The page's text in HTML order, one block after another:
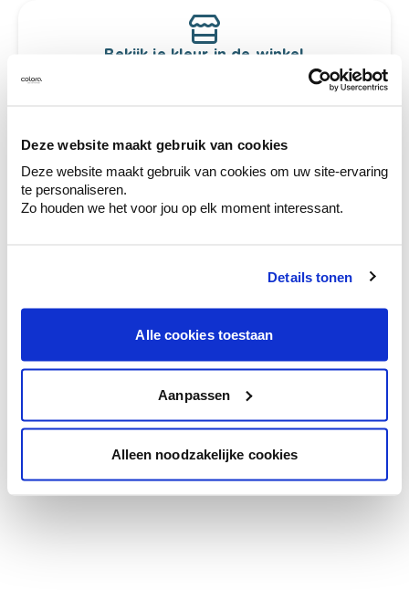
Deze website maakt gebruik van cookies
Deze website maakt gebruik van cookies om uw site-ervaring
te personaliseren.
Zo houden we het voor jou op elk moment interessant.
Details tonen
Alle cookies toestaan
Aanpassen
Alleen noodzakelijke cookies
Bekijk je kleur in de winkel
Ontdek er kleurechte stalen van je
te verfijnen.
Krijg persoonlijk advies om kleuren te
combineren.
Krijg kleuradvies op basis van de lichtinval
en je meubels.
Krijg ineens een technologische check-up